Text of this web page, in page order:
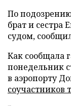
По
брат и сестра
судом,
Как сообщала
понедельник
в аэропорту
соучастников